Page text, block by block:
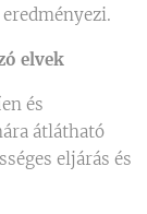
elvek
és
átlátható
eljárás és